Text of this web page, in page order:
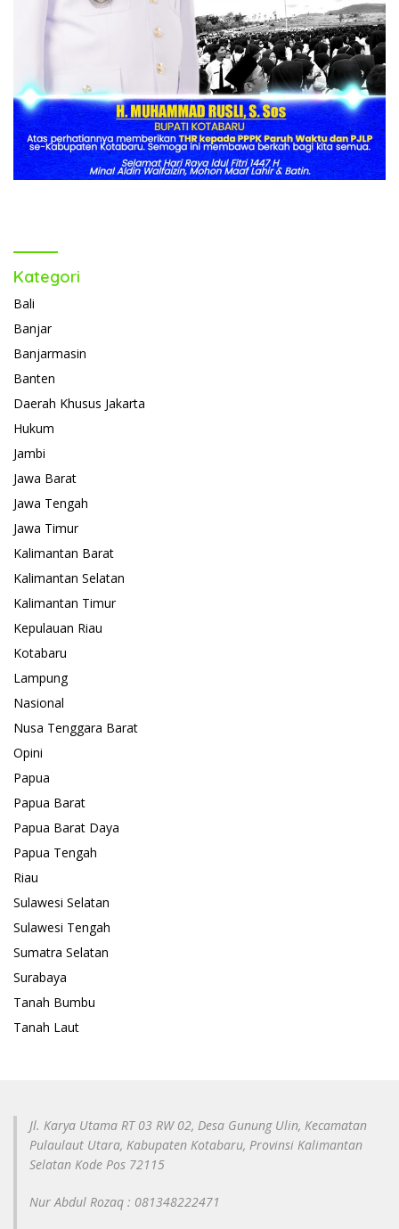
Kategori
Bali
Banjar
Banjarmasin
Banten
Daerah Khusus Jakarta
Hukum
Jambi
Jawa Barat
Jawa Tengah
Jawa Timur
Kalimantan Barat
Kalimantan Selatan
Kalimantan Timur
Kepulauan Riau
Kotabaru
Lampung
Nasional
Nusa Tenggara Barat
Opini
Papua
Papua Barat
Papua Barat Daya
Papua Tengah
Riau
Sulawesi Selatan
Sulawesi Tengah
Sumatra Selatan
Surabaya
Tanah Bumbu
Tanah Laut
Jl. Karya Utama RT 03 RW 02, Desa Gunung Ulin, Kecamatan
Pulaulaut Utara, Kabupaten Kotabaru, Provinsi Kalimantan
Selatan Kode Pos 72115
Nur Abdul Rozaq : 081348222471